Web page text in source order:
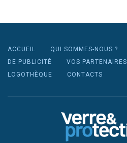
ACCUEIL QUI SOMMES-NOUS ?
DE PUBLICITÉ
VOS PARTENAIRES
LOGOTHÈQUE
CONTACTS